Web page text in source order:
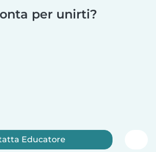
per unirti?
Educatore